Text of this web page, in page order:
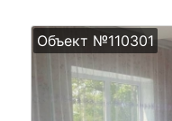
Объект №110301